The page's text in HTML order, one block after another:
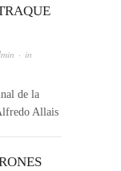
· in
de la
Allais